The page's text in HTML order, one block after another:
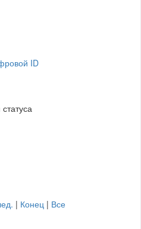
| Конец | Все